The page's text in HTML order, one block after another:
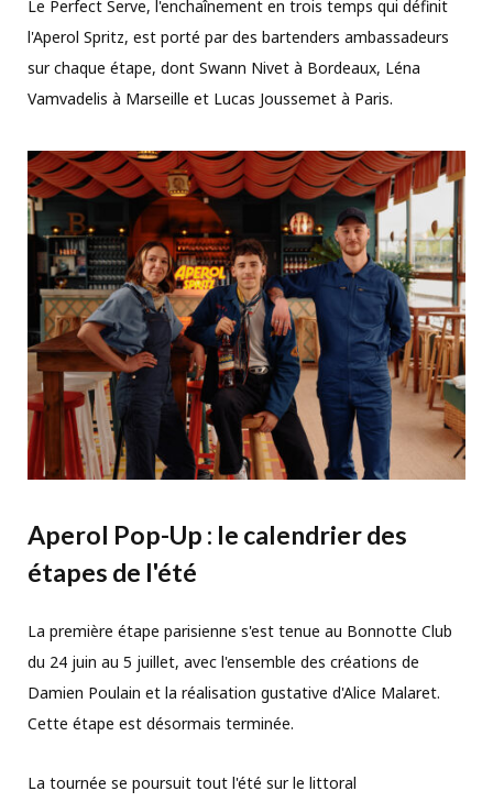
Le Perfect Serve, l'enchaînement en trois temps qui définit
l'Aperol Spritz, est porté par des bartenders ambassadeurs
sur chaque étape, dont Swann Nivet à Bordeaux, Léna
Vamvadelis à Marseille et Lucas Joussemet à Paris.
Aperol Pop-Up : le calendrier des
étapes de l'été
La première étape parisienne s'est tenue au Bonnotte Club
du 24 juin au 5 juillet, avec l'ensemble des créations de
Damien Poulain et la réalisation gustative d'Alice Malaret.
Cette étape est désormais terminée.
La tournée se poursuit tout l'été sur le littoral